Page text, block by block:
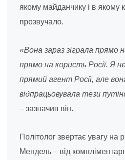
якому майданчику і в якому
прозвучало.
«Вона зараз зіграла прямо
прямо на користь Росії. Я
прямий агент Росії, але
відпрацьовувала тези
– зазначив він.
Політолог звертає увагу на
Мендель – від